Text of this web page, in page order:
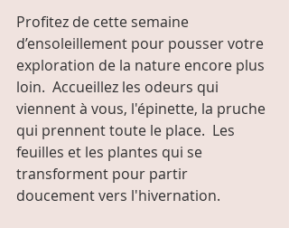
Profitez de cette semaine
d’ensoleillement pour pousser votre
exploration de la nature encore plus
loin.  Accueillez les odeurs qui
viennent à vous, l'épinette, la pruche
qui prennent toute le place.  Les
feuilles et les plantes qui se
transforment pour partir
doucement vers l'hivernation.